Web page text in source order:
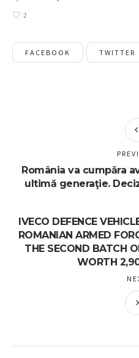
2
FACEBOOK TWITTER
România va cumpăra
ultimă generaţie.
IVECO DEFENCE
ROMANIAN ARMED
THE SECOND BATCH
WORTH